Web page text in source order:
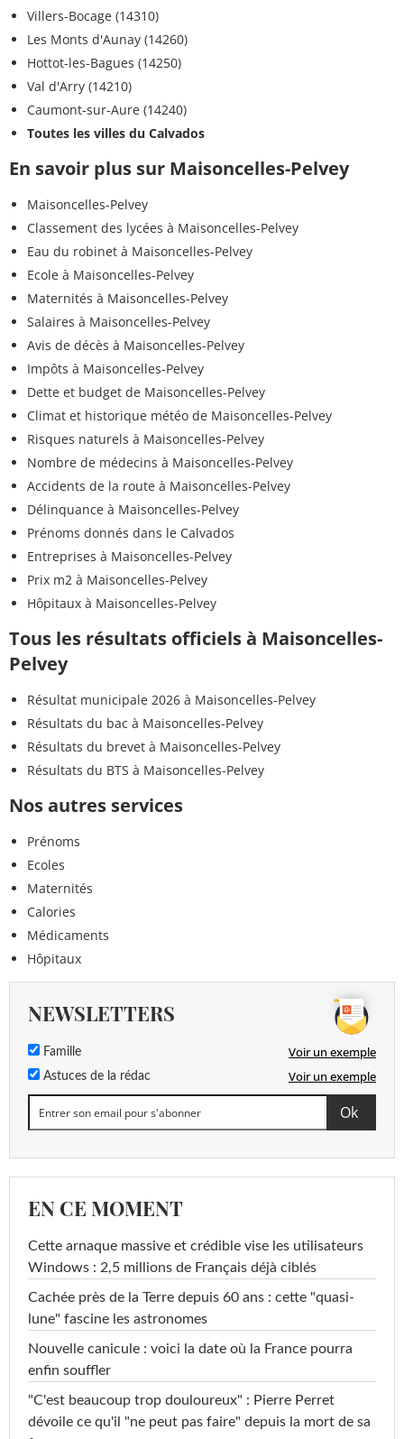
Villers-Bocage (14310)
Les Monts d'Aunay (14260)
Hottot-les-Bagues (14250)
Val d'Arry (14210)
Caumont-sur-Aure (14240)
Toutes les villes du Calvados
En savoir plus sur Maisoncelles-Pelvey
Maisoncelles-Pelvey
Classement des lycées à Maisoncelles-Pelvey
Eau du robinet à Maisoncelles-Pelvey
Ecole à Maisoncelles-Pelvey
Maternités à Maisoncelles-Pelvey
Salaires à Maisoncelles-Pelvey
Avis de décès à Maisoncelles-Pelvey
Impôts à Maisoncelles-Pelvey
Dette et budget de Maisoncelles-Pelvey
Climat et historique météo de Maisoncelles-Pelvey
Risques naturels à Maisoncelles-Pelvey
Nombre de médecins à Maisoncelles-Pelvey
Accidents de la route à Maisoncelles-Pelvey
Délinquance à Maisoncelles-Pelvey
Prénoms donnés dans le Calvados
Entreprises à Maisoncelles-Pelvey
Prix m2 à Maisoncelles-Pelvey
Hôpitaux à Maisoncelles-Pelvey
Tous les résultats officiels à Maisoncelles-
Pelvey
Résultat municipale 2026 à Maisoncelles-Pelvey
Résultats du bac à Maisoncelles-Pelvey
Résultats du brevet à Maisoncelles-Pelvey
Résultats du BTS à Maisoncelles-Pelvey
Nos autres services
Prénoms
Ecoles
Maternités
Calories
Médicaments
Hôpitaux
NEWSLETTERS
Famille Voir un exemple
Astuces de la rédac Voir un exemple
EN CE MOMENT
Cette arnaque massive et crédible vise les utilisateurs
Windows : 2,5 millions de Français déjà ciblés
Cachée près de la Terre depuis 60 ans : cette "quasi-
lune" fascine les astronomes
Nouvelle canicule : voici la date où la France pourra
enfin souffler
"C'est beaucoup trop douloureux" : Pierre Perret
dévoile ce qu'il "ne peut pas faire" depuis la mort de sa